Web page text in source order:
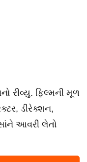
રીવ્યુ. ફિલ્મની મૂળ
ડીરેક્શન,
આવરી લેતો